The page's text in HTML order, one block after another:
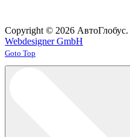
Copyright © 2026 АвтоГлобус.
Webdesigner GmbH
Joomla! 3 Templates
Goto Top